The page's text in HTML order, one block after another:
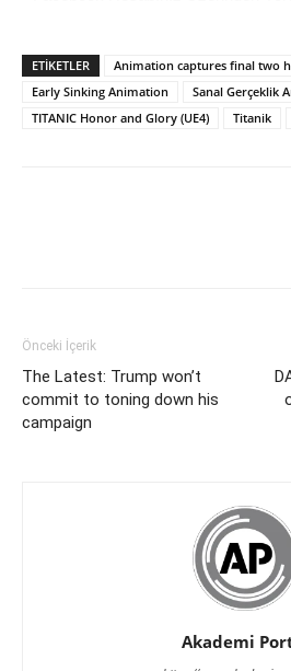
ETİKETLER
Animation captures final two
Early Sinking Animation
Sanal Gerçeklik
TITANIC Honor and Glory (UE4)
Titanik
Önceki İçerik
The Latest: Trump won’t
commit to toning down his
campaign
Akademi